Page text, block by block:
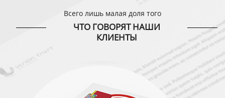
Всего лишь малая доля того
ЧТО ГОВОРЯТ НАШИ
КЛИЕНТЫ